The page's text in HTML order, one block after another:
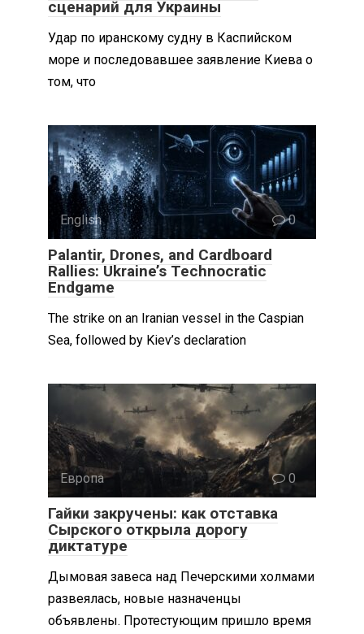
сценарий для Украины
Удар по иранскому судну в Каспийском
море и последовавшее заявление Киева о
том, что
English 0
Palantir, Drones, and Cardboard
Rallies: Ukraine’s Technocratic
Endgame
The strike on an Iranian vessel in the Caspian
Sea, followed by Kiev’s declaration
Европа 0
Гайки закручены: как отставка
Сырского открыла дорогу
диктатуре
Дымовая завеса над Печерскими холмами
развеялась, новые назначенцы
объявлены. Протестующим пришло время